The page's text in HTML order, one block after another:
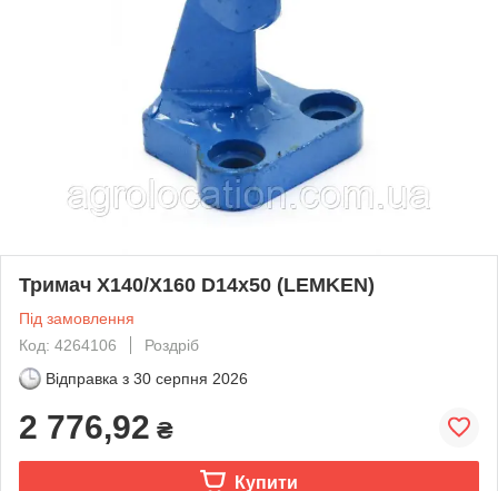
Тримач X140/X160 D14x50 (LEMKEN)
Під замовлення
Код: 4264106
Роздріб
Відправка з 30 серпня 2026
2 776,92 ₴
Купити